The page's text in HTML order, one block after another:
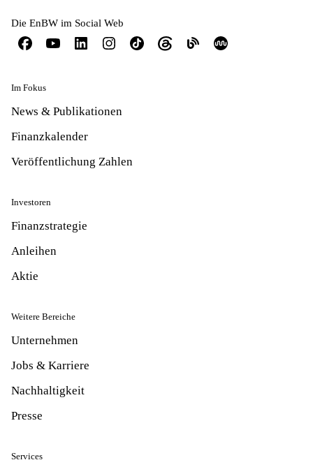
Die EnBW im Social Web
Im Fokus
News & Publikationen
Finanzkalender
Veröffentlichung Zahlen
Investoren
Finanzstrategie
Anleihen
Aktie
Weitere Bereiche
Unternehmen
Jobs & Karriere
Nachhaltigkeit
Presse
Services